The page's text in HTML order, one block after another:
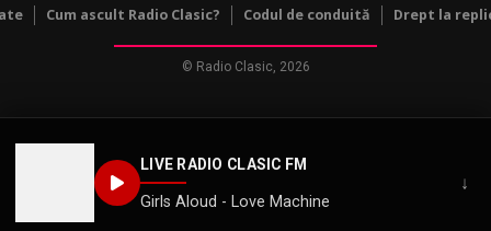
LIVE RADIO CLASIC FM
Girls Aloud - Love Machine
↓
Cum ascult Radio Clasic? Codul de conduită Drept la
© Radio Clasic, 2026